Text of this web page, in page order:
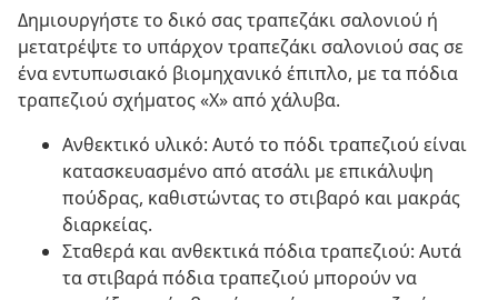
Δημιουργήστε το δικό σας τραπεζάκι σαλονιού ή
μετατρέψτε το υπάρχον τραπεζάκι σαλονιού σας σε
ένα εντυπωσιακό βιομηχανικό έπιπλο, με τα πόδια
τραπεζιού σχήματος «Χ» από χάλυβα.
Ανθεκτικό υλικό: Αυτό το πόδι τραπεζιού είναι
κατασκευασμένο από ατσάλι με επικάλυψη
πούδρας, καθιστώντας το στιβαρό και μακράς
διαρκείας.
Σταθερά και ανθεκτικά πόδια τραπεζιού: Αυτά
τα στιβαρά πόδια τραπεζιού μπορούν να